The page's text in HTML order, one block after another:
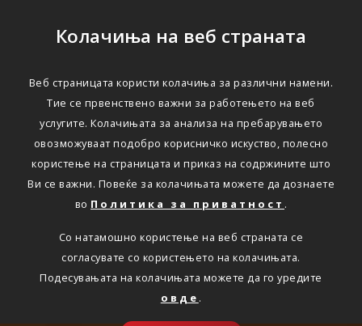
Колачиња на веб страната
Веб страницата користи колачиња за различни намени.
Тие се првенствено важни за работењето на веб
услугите. Колачињата за анализа на пребарувањето
овозможуваат подобро корисничко искуство, полесно
користење на страницата и приказ на содржините што
Ви се важни. Повеќе за колачињата можете да дознаете
во Политика за приватност .
Со натамошно користење на веб страната се
согласувате со користењето на колачињата.
Подесувањата на колачињата можете да го уредите
овде .